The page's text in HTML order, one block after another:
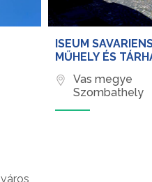
ISEUM
MŰHELY ÉS
Vas megye
Szombathely